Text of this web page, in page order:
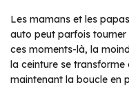
Les mamans et les
auto peut parfois
ces moments-là, la
la ceinture se transforme
maintenant la boucle en